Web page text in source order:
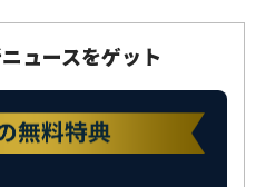
ュースをゲット